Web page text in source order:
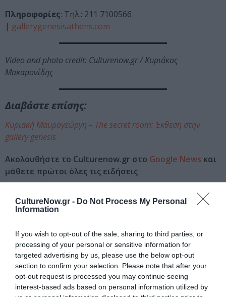
CultureNow.gr - Do Not Process My Personal
Information
If you wish to opt-out of the sale, sharing to third parties, or
processing of your personal or sensitive information for
targeted advertising by us, please use the below opt-out
section to confirm your selection. Please note that after your
opt-out request is processed you may continue seeing
interest-based ads based on personal information utilized by
Πληροφορίες: Τηλ.: 211 7100566
| gallerygenesisathens.com
Video and photo credit: Culturenow.gr / Κυριάκος
Μακαρονίδης
Διαβάστε επίσης:
Κυριακή Μαυρογεώργη – The secret room: Έκθεση στην
gallery genesis
Ακολουθήστε το Culturenow.gr στο Google News και
μάθετε πρώτοι όλες τις ειδήσεις
για την Τέχνη και τον
Πολιτισμό στοCulturenow.gr
Νέοι Διαγωνισμοί ❯
Tags
ΓΛΥΠΤΙΚΗ - ΧΑΡΑΚΤΙΚΗ ΕΙΚΑΣΤΙΚΕΣ ΕΚΘΕΣΕΙΣ